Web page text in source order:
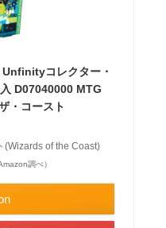
コレクター・
D07040000 MTG
・コースト
(Wizards of the Coast)
調べ）